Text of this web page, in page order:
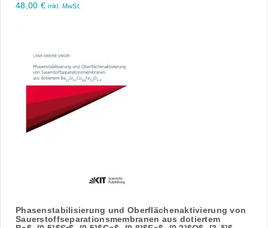
48,00 € inkl. MwSt.
Phasenstabilisierung und Oberflächenaktivierung von
Sauerstoffseparationsmembranen aus dotiertem